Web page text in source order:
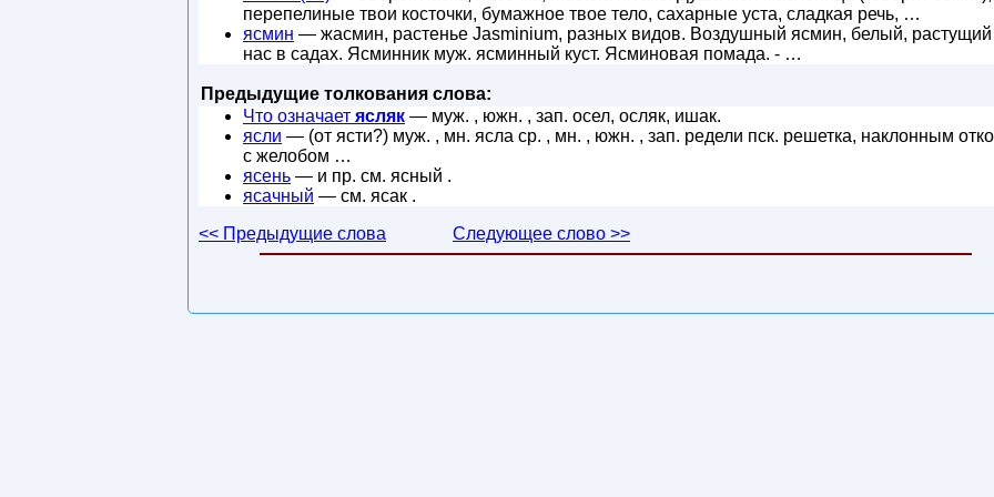
перепелиные твои косточки, бумажное твое тело, сахарные уста, сладкая речь, …
ясмин — жасмин, растенье Jasminium, разных видов. Воздушный ясмин, белый, растущий
нас в садах. Ясминник муж. ясминный куст. Ясминовая помада. - …
Предыдущие толкования слова:
Что означает ясляк — муж. , южн. , зап. осел, осляк, ишак.
ясли — (от ясти?) муж. , мн. ясла ср. , мн. , южн. , зап. редели пск. решетка, наклонным
с желобом …
ясень — и пр. см. ясный .
ясачный — см. ясак .
<< Предыдущие слова
Следующее слово >>